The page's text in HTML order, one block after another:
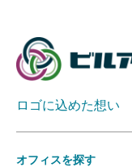
ロゴに込めた想い
オフィスを探す